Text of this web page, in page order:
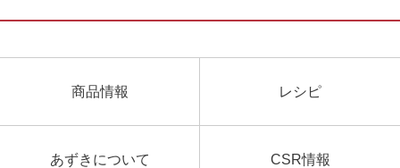
商品情報 レシピ
あずきについて CSR情報